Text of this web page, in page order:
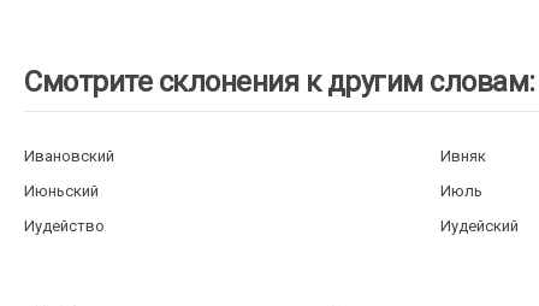
Смотрите склонения к другим словам:
Ивановский
Ивняк
Июньский
Июль
Иудейство
Иудейский